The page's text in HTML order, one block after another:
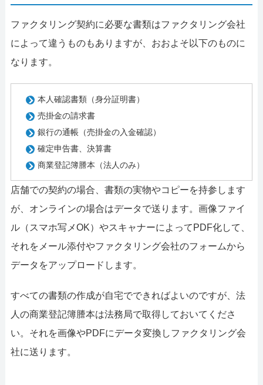
ファクタリング契約に必要な書類はファクタリング会社
によって違うものもありますが、おおよそ以下のものに
なります。
本人確認書類（身分証明書）
売掛金の請求書
銀行の通帳（売掛金の入金確認）
確定申告書、決算書
商業登記簿謄本（法人のみ）
店舗での契約の場合、書類の実物やコピーを持参します
が、オンラインの場合はデータで送ります。画像ファイ
ル（スマホ写メOK）やスキャナーによってPDF化して、
それをメール添付やファクタリング会社のフォームから
データをアップロードします。
すべての書類の作成が自宅でできればよいのですが、法
人の商業登記簿謄本は法務局で取得しておいてくださ
い。それを画像やPDFにデータ変換しファクタリング会
社に送ります。